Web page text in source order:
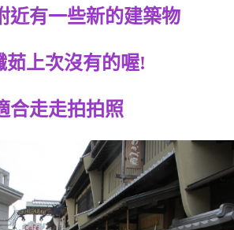
近有一些新的建築物
茹上次沒有的喔!
合走走拍拍照